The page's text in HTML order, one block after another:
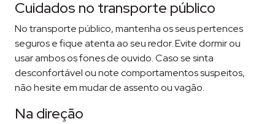
Cuidados no transporte público
No transporte público, mantenha os seus pertences
seguros e fique atenta ao seu redor. Evite dormir ou
usar ambos os fones de ouvido. Caso se sinta
desconfortável ou note comportamentos suspeitos,
não hesite em mudar de assento ou vagão​​.
Na direção